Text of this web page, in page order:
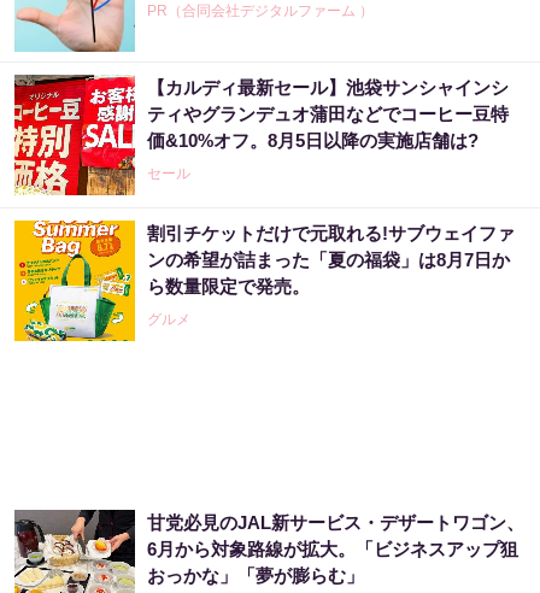
PR（合同会社デジタルファーム ）
【カルディ最新セール】池袋サンシャインシ
ティやグランデュオ蒲田などでコーヒー豆特
価&10%オフ。8月5日以降の実施店舗は?
セール
割引チケットだけで元取れる!サブウェイファ
ンの希望が詰まった「夏の福袋」は8月7日か
ら数量限定で発売。
グルメ
甘党必見のJAL新サービス・デザートワゴン、
6月から対象路線が拡大。「ビジネスアップ狙
おっかな」「夢が膨らむ」